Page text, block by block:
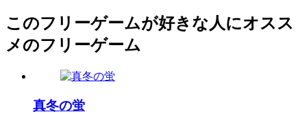
このフリーゲームが好きな人にオスス
メのフリーゲーム
真冬の蛍